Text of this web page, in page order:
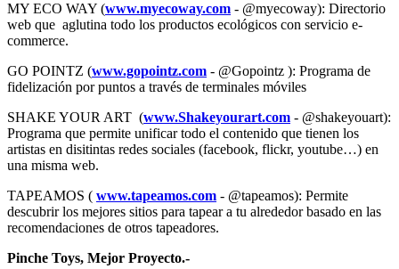
MY ECO WAY (www.myecoway.com - @myecoway): Directorio
web que aglutina todo los productos ecológicos con servicio e-
commerce.
GO POINTZ (www.gopointz.com - @Gopointz ): Programa de
fidelización por puntos a través de terminales móviles
SHAKE YOUR ART (www.Shakeyourart.com - @shakeyouart):
Programa que permite unificar todo el contenido que tienen los
artistas en disitintas redes sociales (facebook, flickr, youtube…) en
una misma web.
TAPEAMOS ( www.tapeamos.com - @tapeamos): Permite
descubrir los mejores sitios para tapear a tu alrededor basado en las
recomendaciones de otros tapeadores.
Pinche Toys, Mejor Proyecto.-